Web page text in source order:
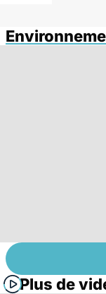
Plus de